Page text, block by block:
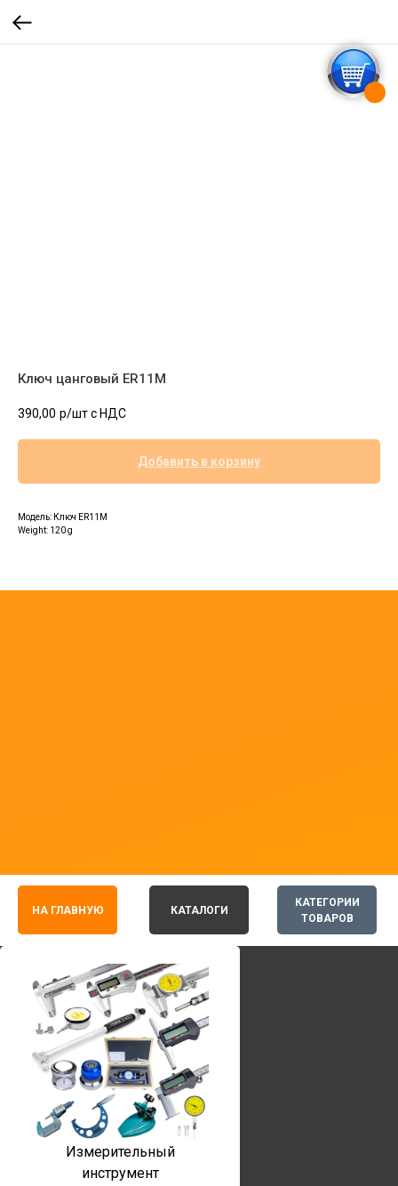
Ключ цанговый ER11M
390,00 р/шт c НДС
Добавить в корзину
Модель: Ключ ER11M
Weight: 120 g
КАТЕГОРИИ
ТОВАРОВ
НА ГЛАВНУЮ КАТАЛОГИ
Измерительный
инструмент